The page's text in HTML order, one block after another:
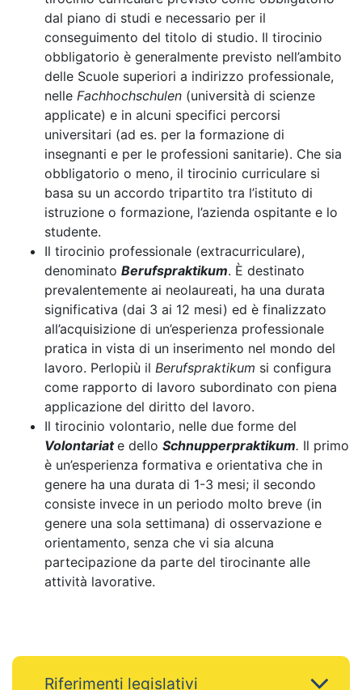
dal piano di studi e necessario per il
conseguimento del titolo di studio. Il tirocinio
obbligatorio è generalmente previsto nell’ambito
delle Scuole superiori a indirizzo professionale,
nelle Fachhochschulen (università di scienze
applicate) e in alcuni specifici percorsi
universitari (ad es. per la formazione di
insegnanti e per le professioni sanitarie). Che sia
obbligatorio o meno, il tirocinio curriculare si
basa su un accordo tripartito tra l’istituto di
istruzione o formazione, l’azienda ospitante e lo
studente.
Il tirocinio professionale (extracurriculare),
denominato Berufspraktikum. È destinato
prevalentemente ai neolaureati, ha una durata
significativa (dai 3 ai 12 mesi) ed è finalizzato
all’acquisizione di un’esperienza professionale
pratica in vista di un inserimento nel mondo del
lavoro. Perlopiù il Berufspraktikum si configura
come rapporto di lavoro subordinato con piena
applicazione del diritto del lavoro.
Il tirocinio volontario, nelle due forme del
Volontariat e dello Schnupperpraktikum. Il primo
è un’esperienza formativa e orientativa che in
genere ha una durata di 1-3 mesi; il secondo
consiste invece in un periodo molto breve (in
genere una sola settimana) di osservazione e
orientamento, senza che vi sia alcuna
partecipazione da parte del tirocinante alle
attività lavorative.
Riferimenti legislativi